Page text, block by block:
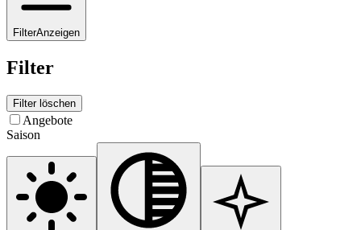
FilterAnzeigen
Filter
Filter löschen
Angebote
Saison